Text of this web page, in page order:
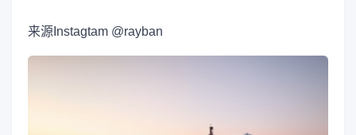
来源 Instagtam @rayban